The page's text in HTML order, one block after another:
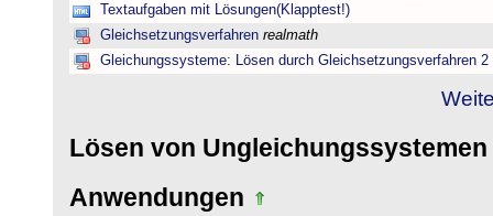
Textaufgaben mit Lösungen(Klapptest!)
Gleichsetzungsverfahren realmath
Gleichungssysteme: Lösen durch Gleichsetzungsverfahren 2
Lösen von Ungleichungssystemen
Anwendungen